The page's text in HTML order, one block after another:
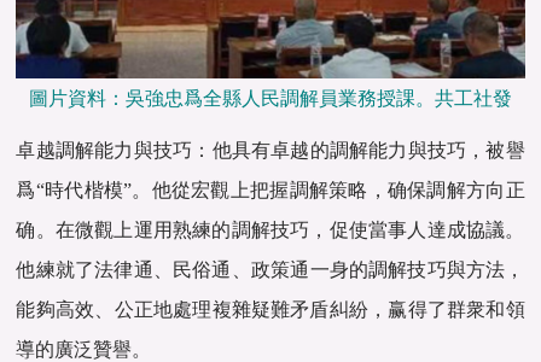
圖片資料：吳強忠爲全縣人民調解員業務授課。共工社發
卓越調解能力與技巧‌：他具有卓越的調解能力與技巧，被譽
爲“時代楷模”。他從宏觀上把握調解策略，确保調解方向正
确。在微觀上運用熟練的調解技巧，促使當事人達成協議。‌
他練就了法律通、‌民俗通、‌政策通一身的調解技巧與方法，‌
能夠高效、‌公正地處理複雜疑難矛盾糾紛，‌赢得了群衆和領
導的廣泛贊譽‌。